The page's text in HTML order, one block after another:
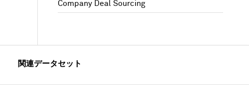
Company Deal Sourcing
関連データセット